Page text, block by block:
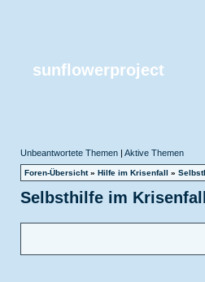
sunflowerproject
Unbeantwortete Themen| Aktive Themen
Foren-Übersicht» Hilfe im Krisenfall »
Selbsthilfe im Krisenfall